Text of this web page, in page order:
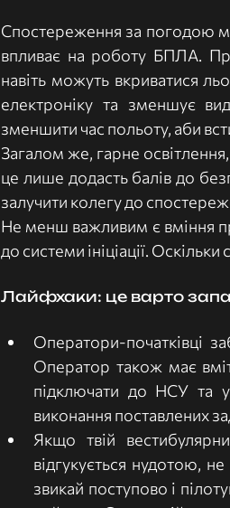
Спостереження за погодою
впливає на роботу БПЛА.
навіть можуть вкриватися
електроніку та зменшує
зменшити час польоту, аби
Загалом же, гарне
це лише додасть балів до
залучити колегу до
Не менш важливим є вміння
до системи ініціації.
Лайфхаки: це варто
Оператори-початківці
Оператор також має
підключати до НСУ та
виконання поставлених
Якщо твій
відгукується нудотою,
звикай поступово і